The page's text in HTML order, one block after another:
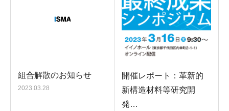
組合解散のお知らせ
2023.03.28
開催レポート：革新的
新構造材料等研究開
発…